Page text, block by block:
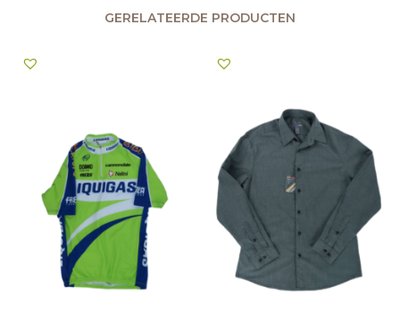
GERELATEERDE PRODUCTEN